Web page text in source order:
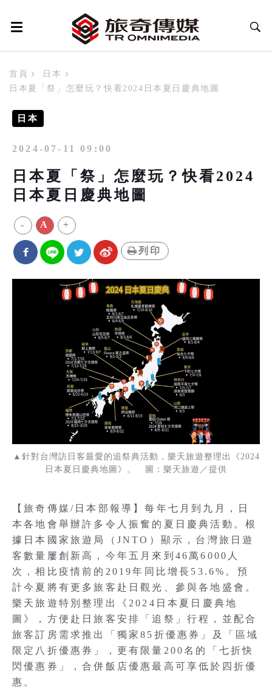
首頁
日本
日本夏「祭」怎麼玩？快看2024日本夏日慶典地圖
日本
2024-07-11 09:00
日本夏「祭」怎麼玩？快看2024
日本夏日慶典地圖
- A +
列印
▲針對台灣訪日客最愛的追祭典活動，樂天旅遊整理出《2024
日本夏日慶典地圖》。 圖：樂天旅遊／提供
【旅奇傳媒/日本部報導】每年七月到九月，日
本各地會舉辦許多令人振奮的夏日慶典活動。根
據日本國家旅遊局（JNTO）顯示，台灣旅日遊
客數量屢創新高，今年五月來到46萬6000人
次，相比疫情前的2019年同比增長53.6%。預
計今夏將有更多旅客赴日觀光、參與各地盛會。
樂天旅遊特別整理出《2024日本夏日慶典地
圖》，方便赴日旅客安排「追祭」行程，並配合
旅客訂房需求推出「獨家85折優惠券」及「區域
限定八折優惠券」，更有限量200名的「七折快
閃優惠券」，合併飯店優惠最高可享低於四折優
惠。